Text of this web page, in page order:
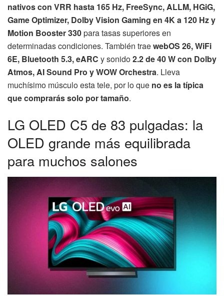
nativos con VRR hasta 165 Hz, FreeSync, ALLM, HGiG,
Game Optimizer, Dolby Vision Gaming en 4K a 120 Hz y
Motion Booster 330para tasas superiores en
determinadas condiciones. También traewebOS 26, WiFi
6E, Bluetooth 5.3, eARC y sonido2.2 de 40 W con Dolby
Atmos, AI Sound Pro y WOW Orchestra. Lleva
muchísimo músculo esta tele, por lo que no es la típica
que comprarás solo por tamaño.
LG OLED C5 de 83 pulgadas: la
OLED grande más equilibrada
para muchos salones